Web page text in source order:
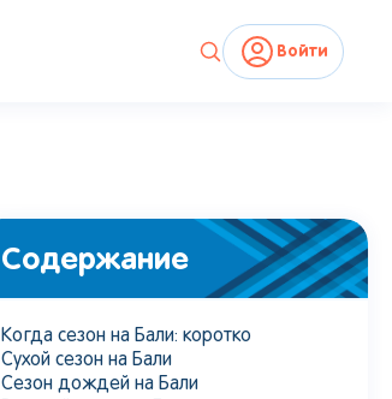
Войти
Содержание
Когда сезон на Бали: коротко
Сухой сезон на Бали
Сезон дождей на Бали